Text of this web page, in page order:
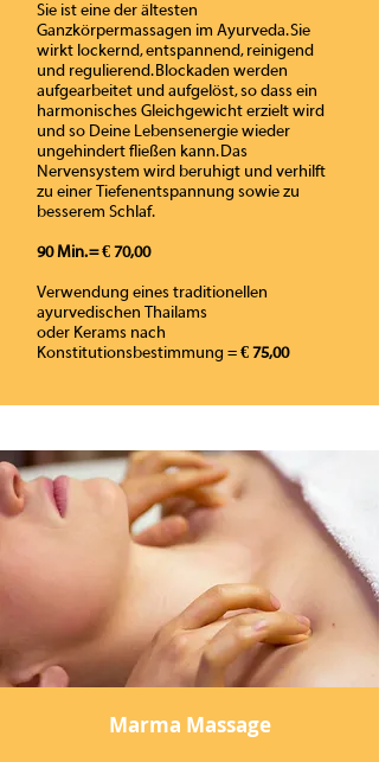
Sie ist eine der ältesten
Ganzkörpermassagen im Ayurveda. Sie
wirkt lockernd, entspannend, reinigend
und regulierend. Blockaden werden
aufgearbeitet und aufgelöst, so dass ein
harmonisches Gleichgewicht erzielt wird
und so Deine Lebensenergie wieder
ungehindert fließen kann. Das
Nervensystem wird beruhigt und verhilft
zu einer Tiefenentspannung sowie zu
besserem Schlaf.
90 Min. = € 70,00
Verwendung eines traditionellen
ayurvedischen Thailams
oder Kerams nach
Konstitutionsbestimmung=€ 75,00
Marma Massage